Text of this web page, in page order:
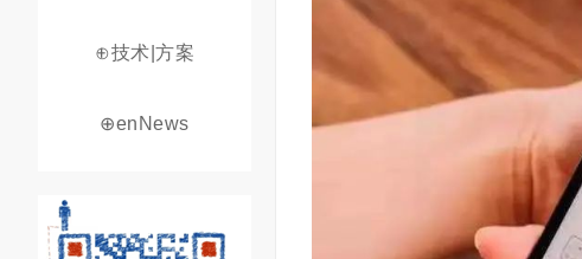
⊕技术|方案
⊕enNews